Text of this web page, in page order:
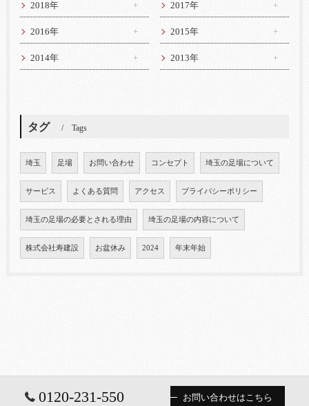
2018年 2017年
2016年 2015年
2014年 2013年
タグ Tags
埼玉 足場 お問い合わせ コンセプト 埼玉の足場について
サービス よくある質問 アクセス プライバシーポリシー
埼玉の足場の必要とされる理由 埼玉の足場の内容について
株式会社寿建設 お盆休み 2024 年末年始
0120-231-550 お問い合わせはこちら